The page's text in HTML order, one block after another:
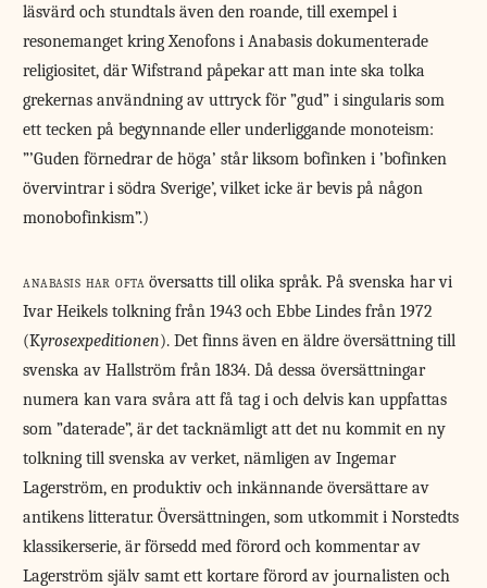
läsvärd och stundtals även den roande, till exempel i
resonemanget kring Xenofons i Anabasis dokumenterade
religiositet, där Wifstrand påpekar att man inte ska tolka
grekernas användning av uttryck för ”gud” i singularis som
ett tecken på begynnande eller underliggande monoteism:
”’Guden förnedrar de höga’ står liksom bofinken i ’bofinken
övervintrar i södra Sverige’, vilket icke är bevis på någon
monobofinkism”.)
anabasis har ofta översatts till olika språk. På svenska har vi
Ivar Heikels tolkning från 1943 och Ebbe Lindes från 1972
(Kyrosexpeditionen). Det finns även en äldre översättning till
svenska av Hallström från 1834. Då dessa översättningar
numera kan vara svåra att få tag i och delvis kan uppfattas
som ”daterade”, är det tacknämligt att det nu kommit en ny
tolkning till svenska av verket, nämligen av Ingemar
Lagerström, en produktiv och inkännande översättare av
antikens litteratur. Översättningen, som utkommit i Norstedts
klassikerserie, är försedd med förord och kommentar av
Lagerström själv samt ett kortare förord av journalisten och